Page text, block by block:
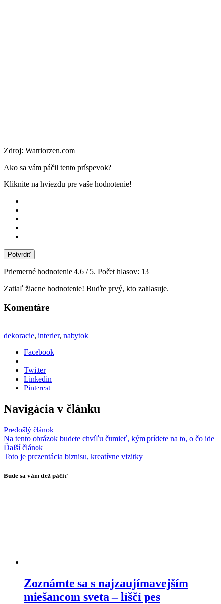
Zdroj: Warriorzen.com
Ako sa vám páčil tento príspevok?
Kliknite na hviezdu pre vaše hodnotenie!
Potvrdiť
Priemerné hodnotenie 4.6 / 5. Počet hlasov: 13
Zatiaľ žiadne hodnotenie! Buďte prvý, kto zahlasuje.
Komentáre
dekoracie, interier, nabytok
Facebook
Twitter
Linkedin
Pinterest
Navigácia v článku
Predošlý článok
Na tento obrázok budete chvíľu čumieť, kým prídete na to, o čo ide
Ďalší článok
Toto je prezentácia biznisu, kreatívne vizitky
Bude sa vám tiež páčiť
Zoznámte sa s najzaujímavejším
miešancom sveta – líščí pes